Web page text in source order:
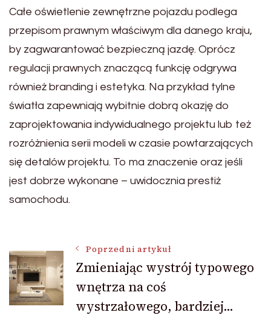
Całe oświetlenie zewnętrzne pojazdu podlega
przepisom prawnym właściwym dla danego kraju,
by zagwarantować bezpieczną jazdę. Oprócz
regulacji prawnych znaczącą funkcję odgrywa
również branding i estetyka. Na przykład tylne
światła zapewniają wybitnie dobrą okazję do
zaprojektowania indywidualnego projektu lub też
rozróżnienia serii modeli w czasie powtarzających
się detalów projektu. To ma znaczenie oraz jeśli
jest dobrze wykonane – uwidocznia prestiż
samochodu.
Nawigacja
wpisu
Poprzedni artykuł
Zmieniając wystrój typowego
wnętrza na coś
wystrzałowego, bardziej…